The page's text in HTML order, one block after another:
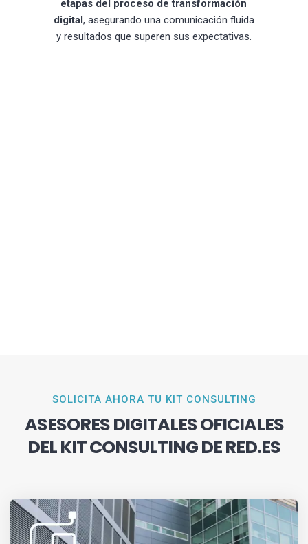
etapas del proceso de transformación
digital, asegurando una comunicación fluida
y resultados que superen sus expectativas.
SOLICITA AHORA TU KIT CONSULTING
ASESORES DIGITALES OFICIALES
DEL KIT CONSULTING DE RED.ES